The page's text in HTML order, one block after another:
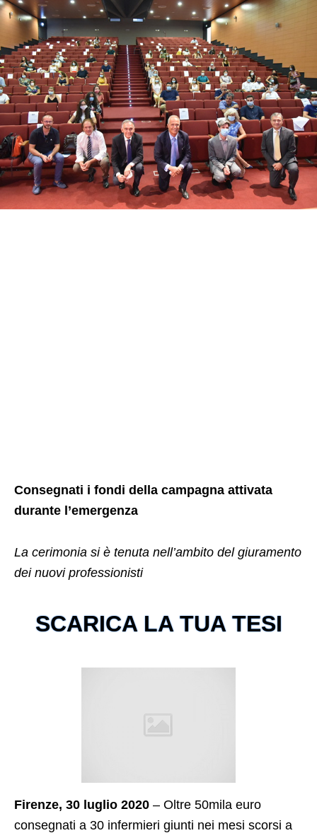
Consegnati i fondi della campagna attivata
durante l’emergenza
La cerimonia si è tenuta nell’ambito del giuramento
dei nuovi professionisti
SCARICA LA TUA TESI
Firenze, 30 luglio 2020 – Oltre 50mila euro
consegnati a 30 infermieri giunti nei mesi scorsi a